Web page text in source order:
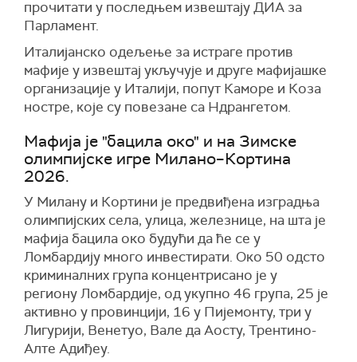
прочитати у последњем извештају ДИА за
Парламент.
Италијанско одељење за истраге против
мафије у извештај укључује и друге мафијашке
организације у Италији, попут Каморе и Коза
ностре, које су повезане са Ндрангетом.
Мафија је "бацила око" и на Зимске
олимпијске игре Милано–Кортина
2026.
У Милану и Кортини је предвиђена изградња
олимпијских села, улица, железнице, на шта је
мафија бацила око будући да ће се у
Ломбардију много инвестирати. Око 50 одсто
криминалних група концентрисано је у
региону Ломбардије, од укупно 46 група, 25 је
активно у провинцији, 16 у Пијемонту, три у
Лигурији, Венетуо, Вале да Аосту, Трентино-
Алте Адиђеу.